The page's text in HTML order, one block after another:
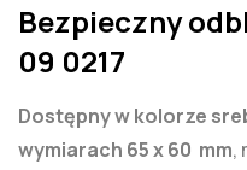
Bezpieczny
09 0217
Dostępny w kolorze
wymiarach 65 x 60 mm,